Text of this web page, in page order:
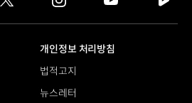
twitter instagram
tv
개인정보 처리방침
법적고지
뉴스레터